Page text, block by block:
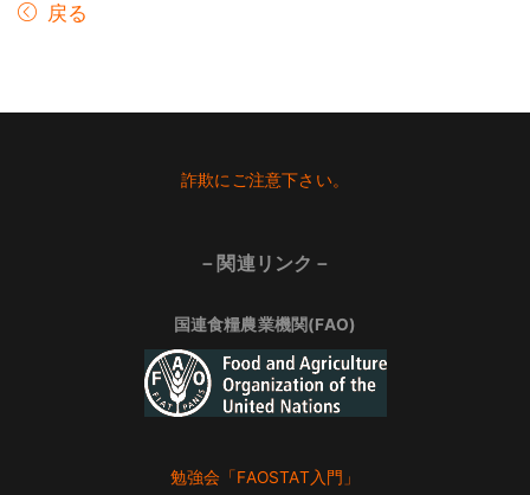
戻る
詐欺にご注意下さい。
－関連リンク－
国連食糧農業機関(FAO)
勉強会「FAOSTAT入門」